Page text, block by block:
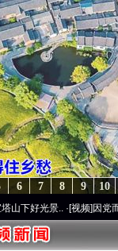
10
9
8
7
6
..·[视频]因党而生 为党